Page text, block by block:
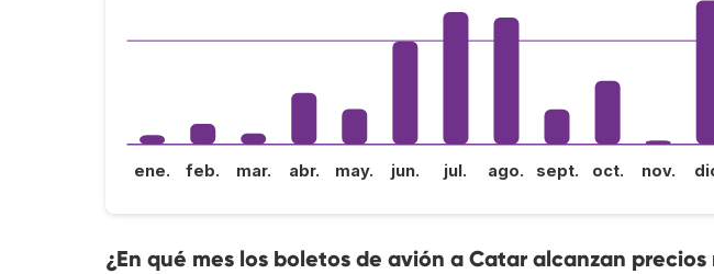
ene. feb. mar. abr. may. jun. jul. ago. sept. oct. nov.
¿En qué mes los boletos de avión a Catar alcanzan precios